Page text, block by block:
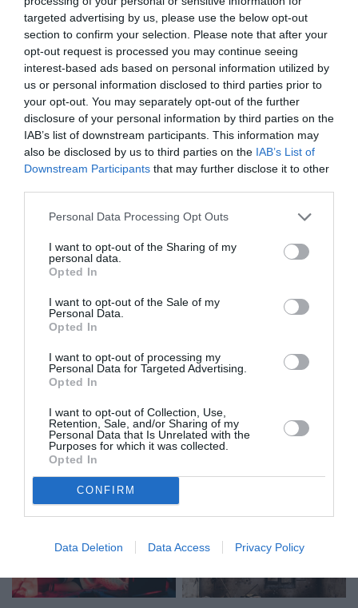
targeted advertising by us, please use the below opt-out
section to confirm your selection. Please note that after your
opt-out request is processed you may continue seeing
interest-based ads based on personal information utilized by
us or personal information disclosed to third parties prior to
your opt-out. You may separately opt-out of the further
disclosure of your personal information by third parties on the
IAB’s list of downstream participants. This information may
also be disclosed by us to third parties on the IAB’s List of
Downstream Participants that may further disclose it to other
Personal Data Processing Opt Outs
I want to opt-out of the Sharing of my
personal data.
Opted In
I want to opt-out of the Sale of my
Personal Data.
Opted In
I want to opt-out of processing my
Personal Data for Targeted Advertising.
Opted In
I want to opt-out of Collection, Use,
Retention, Sale, and/or Sharing of my
Personal Data that Is Unrelated with the
Purposes for which it was collected.
Opted In
CONFIRM
Data Deletion Data Access Privacy Policy
Το ζευγάρι είχε έναν γιο που είναι έγκλειστος
στις φυλακές Νιγρίτας για ναρκωτικά. Οι πηγές
αναφέρουν ότι ο άντρας σκότωσε τη σύζυγό του
χτυπώντας την, ενώ είχε απασχολήσει τις αρχές
και στο παρελθόν για ενδοοικογενειακή βίαμε
θύμα τον γιο του.
ADVERTISEMENT - CONTINUE READING BELOW
RELATED STORY
37χρονος σκότωσε στη μέση του
δρόμου τη σύντροφο του φίλου του
NEWSROOM